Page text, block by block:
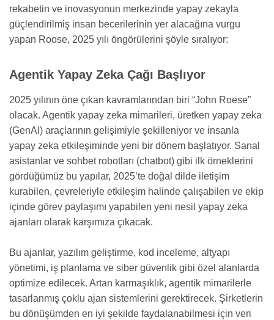
rekabetin ve inovasyonun merkezinde yapay zekayla
güçlendirilmiş insan becerilerinin yer alacağına vurgu
yapan Roose, 2025 yılı öngörülerini şöyle sıralıyor:
Agentik Yapay Zeka Çağı Başlıyor
2025 yılının öne çıkan kavramlarından biri “John Roese”
olacak. Agentik yapay zeka mimarileri, üretken yapay zeka
(GenAI) araçlarının gelişimiyle şekilleniyor ve insanla
yapay zeka etkileşiminde yeni bir dönem başlatıyor. Sanal
asistanlar ve sohbet robotları (chatbot) gibi ilk örneklerini
gördüğümüz bu yapılar, 2025’te doğal dilde iletişim
kurabilen, çevreleriyle etkileşim halinde çalışabilen ve ekip
içinde görev paylaşımı yapabilen yeni nesil yapay zeka
ajanları olarak karşımıza çıkacak.
Bu ajanlar, yazılım geliştirme, kod inceleme, altyapı
yönetimi, iş planlama ve siber güvenlik gibi özel alanlarda
optimize edilecek. Artan karmaşıklık, agentik mimarilerle
tasarlanmış çoklu ajan sistemlerini gerektirecek. Şirketlerin
bu dönüşümden en iyi şekilde faydalanabilmesi için veri